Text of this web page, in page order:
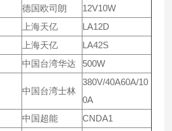
德国欧司朗
12V10W
上海天亿
LA12D
上海天亿
LA42S
中国台湾华达 500W
中国台湾士林
380V/40A60A/10
0A
中国超能 CNDA1